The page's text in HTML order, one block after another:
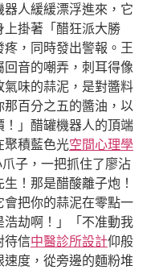
人緩緩漂浮進來，它
掛著「醋狂派大勝
，同時發出警報。王
音的嘲弄，刺耳得像
味的蒜泥，是對醬料
百分之五的醬油，以
」醋罐機器人的頂端
聚積藍色光空間心理學
子，一把抓住了廖沾
！那是醋酸離子炮！
把你的蒜泥在零點一
劫啊！」「不准動我
待信中醫診所設計仰般
度，從旁邊的麵粉堆